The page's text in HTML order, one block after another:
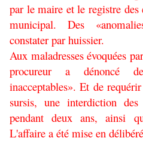
par le maire et le registre
municipal. Des
constater par huissier.
Aux maladresses évoquées
procureur a dénoncé
inacceptables». Et de
sursis, une interdiction
pendant deux ans, ainsi
L'affaire a été mise en